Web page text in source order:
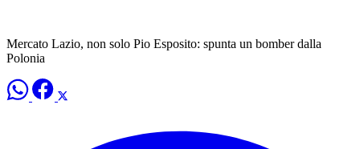
Mercato Lazio, non solo Pio Esposito: spunta un bomber dalla
Polonia